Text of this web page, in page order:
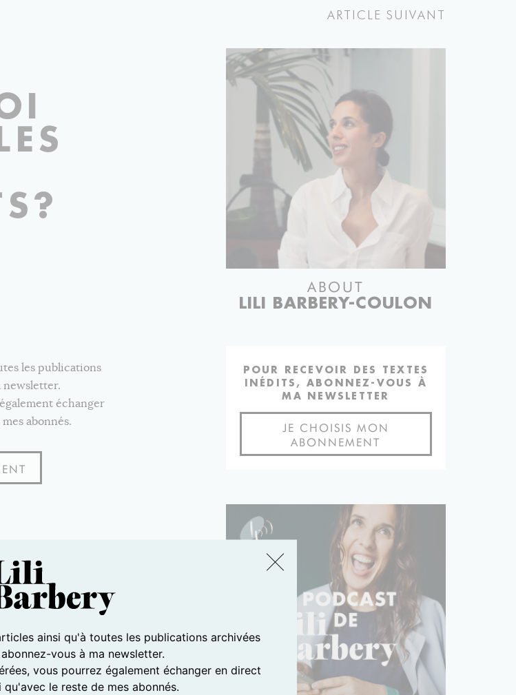
ARTICLE SUIVANT
les publications
newsletter.
échanger
abonnés.
ainsi qu'à toutes les publications archivées
vous à ma newsletter.
vous pourrez également échanger en direct
qu'avec le reste de mes abonnés.
ABOUT
LILI BARBERY-COULON
POUR RECEVOIR DES TEXTES
INÉDITS, ABONNEZ-VOUS À
MA NEWSLETTER
JE CHOISIS MON
ABONNEMENT